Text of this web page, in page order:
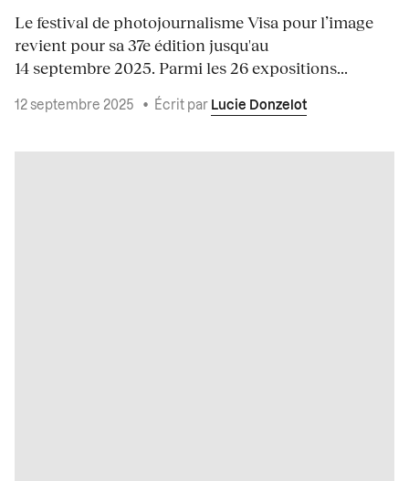
Le festival de photojournalisme Visa pour l’image
revient pour sa 37e édition jusqu'au
14 septembre 2025. Parmi les 26 expositions...
12 septembre 2025 • Écrit par Lucie Donzelot